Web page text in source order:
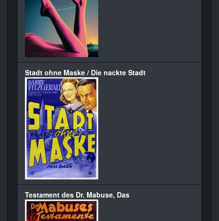
Stadt ohne Maske / Die nackte Stadt
Testament des Dr. Mabuse, Das